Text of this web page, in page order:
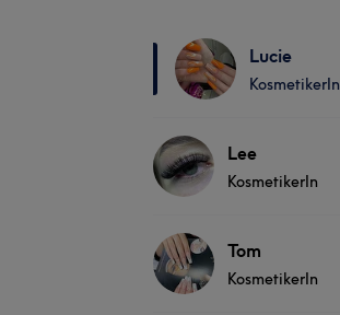
Lucie
KosmetikerIn
Lee
KosmetikerIn
Tom
KosmetikerIn